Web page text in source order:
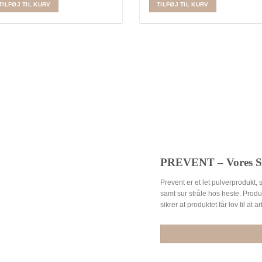
var:
249,00 kr..
TIL KURV
var:
219,00 kr..
TILFØJ TIL KURV
PREVENT – Vores
Prevent er et let
samt sur stråle hos heste.
sikrer at produktet får lov til at